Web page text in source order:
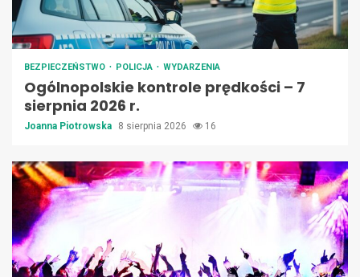
BEZPIECZEŃSTWO POLICJA WYDARZENIA
Ogólnopolskie kontrole prędkości – 7
sierpnia 2026 r.
Joanna Piotrowska 8 sierpnia 2026 16